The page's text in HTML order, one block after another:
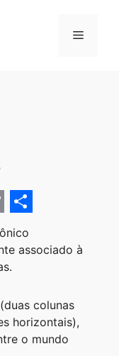
Menu
S
h
a
e
associado à
colunas
horizontais),
o mundo